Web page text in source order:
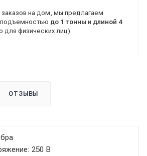
заказов на дом, мы предлагаем
до 1 тонны и длиной 4
для физических лиц)
ОТЗЫВЫ
250 В